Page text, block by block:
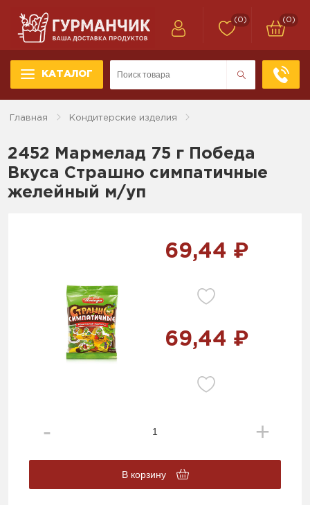
КАТАЛОГ
(0) (0)
Главная Кондитерские изделия
2452 Мармелад 75 г Победа
Вкуса Страшно симпатичные
желейный м/уп
69,44 ₽
69,44 ₽
В корзину